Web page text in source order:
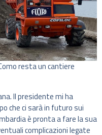
resta un cantiere
Il presidente mi ha
che ci sarà in futuro sui
è pronta a fare la sua
complicazioni legate